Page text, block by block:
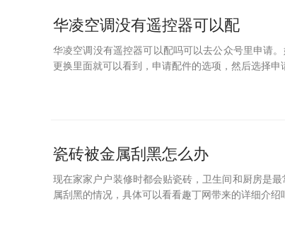
华凌空调没有遥控器可以配
华凌空调没有遥控器可以配吗可以去公众号里申请
更换里面就可以看到，申请配件的选项，然后选择申
瓷砖被金属刮黑怎么办
现在家家户户装修时都会贴瓷砖，卫生间和厨房是
属刮黑的情况，具体可以看看趣丁网带来的详细介绍